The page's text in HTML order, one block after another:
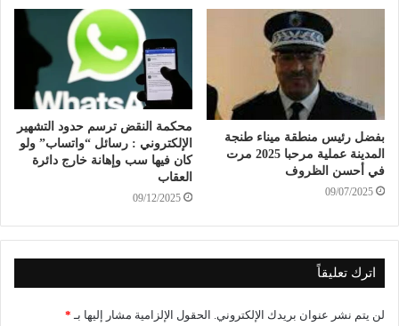
بفضل رئيس منطقة ميناء طنجة
المدينة عملية مرحبا 2025 مرت
في أحسن الظروف
09/07/2025
محكمة النقض ترسم حدود التشهير
الإلكتروني : رسائل “واتساب” ولو
كان فيها سب وإهانة خارج دائرة
العقاب
09/12/2025
اترك تعليقاً
لن يتم نشر عنوان بريدك الإلكتروني. الحقول الإلزامية مشار إليها بـ *